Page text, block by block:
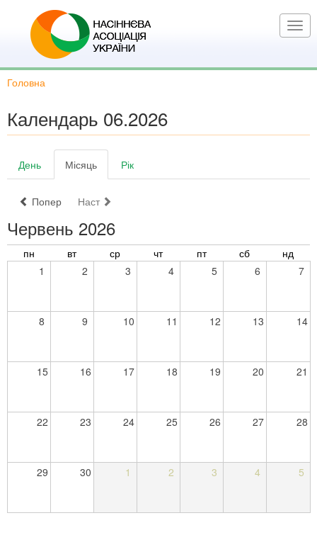
основного
Головна
Календарь 06.2026
Основні
вкладки
День Місяць (активна
вкладка)
Рік
Попер Наст
Червень 2026
пн вт ср чт пт сб
нд
1
2 3 4 5 6 7
8 9 10 11 12 13 14
15 16 17 18 19 20 21
22 23 24 25 26 27 28
29 30 1 2 3 4 5